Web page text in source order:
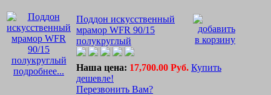
подробнее...
Поддон искусственный
мрамор WFR 90/15
полукруглый
Наша цена: 17,700.00 Руб. Купить
дешевле!
Перезвонить Вам?